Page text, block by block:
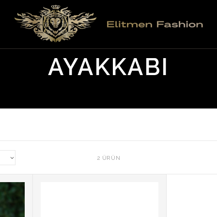
ANA SAYFA / ERKEK
AYAKKABI
2 ÜRÜN